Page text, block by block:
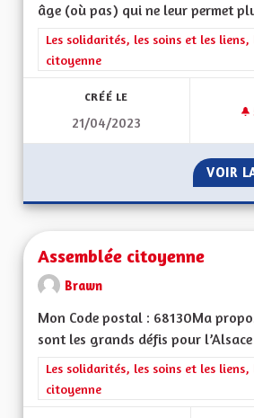
âge (où pas) qui ne leur permet
Filtrer les résultats de la catégorie
Les solidarités, les soins et les
citoyenne
CRÉÉ LE
21/04/2023
VOIR
Assemblée citoyenne
Brawn
Mon Code postal : 68130Ma
sont les grands défis pour l’Alsace
Filtrer les résultats de la catégorie
Les solidarités, les soins et les
citoyenne